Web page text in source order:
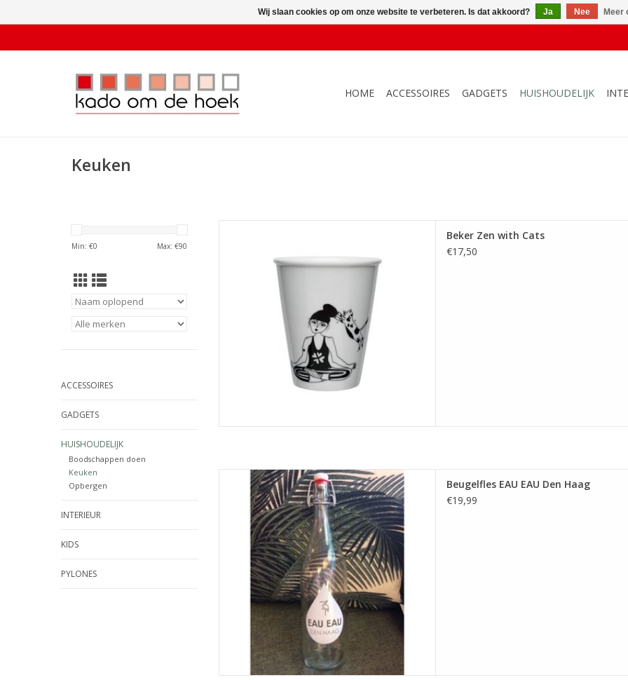
HOME ACCESSOIRES GADGETS HUISHOUDELIJK
Keuken
Min: €0 Max: €90
ACCESSOIRES
GADGETS
HUISHOUDELIJK
Boodschappen doen
Keuken
Opbergen
INTERIEUR
KIDS
PYLONES
Beker Zen with Cats
€17,50
Eau Eau Den Haag Beugelfles EAU EAU Den Haag
TOEVOEGEN AAN WINKELWAGEN
Beugelfles EAU EAU Den Haag
€19,99
Wij slaan cookies op om onze website te verbeteren. Is dat akkoord? Ja Nee Meer